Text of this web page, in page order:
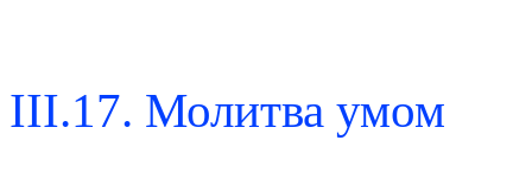
III.17. Молитва умом